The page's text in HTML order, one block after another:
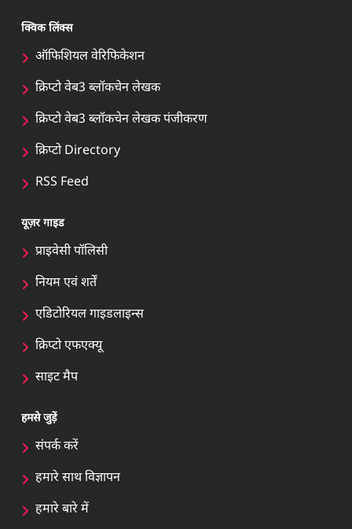
क्विक लिंक्स
ऑफिशियल वेरिफिकेशन
क्रिप्टो वेब3 ब्लॉकचेन लेखक
क्रिप्टो वेब3 ब्लॉकचेन लेखक पंजीकरण
क्रिप्टो Directory
RSS Feed
यूज़र गाइड
प्राइवेसी पॉलिसी
नियम एवं शर्तें
एडिटोरियल गाइडलाइन्स
क्रिप्टो एफएक्यू
साइट मैप
हमसे जुड़ें
संपर्क करें
हमारे साथ विज्ञापन
हमारे बारे में